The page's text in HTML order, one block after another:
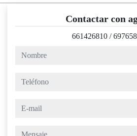
Contactar con
661426810 /
nombre
teléfono
e-mail
mensaje